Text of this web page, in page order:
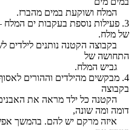
המלח ושוקעת במים מהברז.
3. פעילות נוספת בעקבות ים
של מלח.
בקבוצה הקטנה נותנים לילדים
התחושה של
גביש המלח.
4. מבקשים מהילדים וההורים
בקבוצה
הקטנה כל ילד מראה את
דומה ומה שונה,
איזה מרקם יש להם. בהמשך